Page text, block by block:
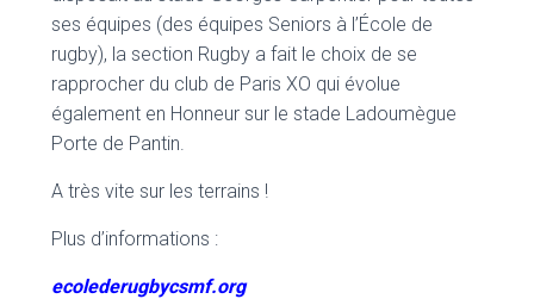
ses équipes (des équipes Seniors à l’École de
rugby), la section Rugby a fait le choix de se
rapprocher du club de Paris XO qui évolue
également en Honneur sur le stade Ladoumègue
Porte de Pantin.
A très vite sur les terrains !
Plus d’informations :
ecolederugbycsmf.org